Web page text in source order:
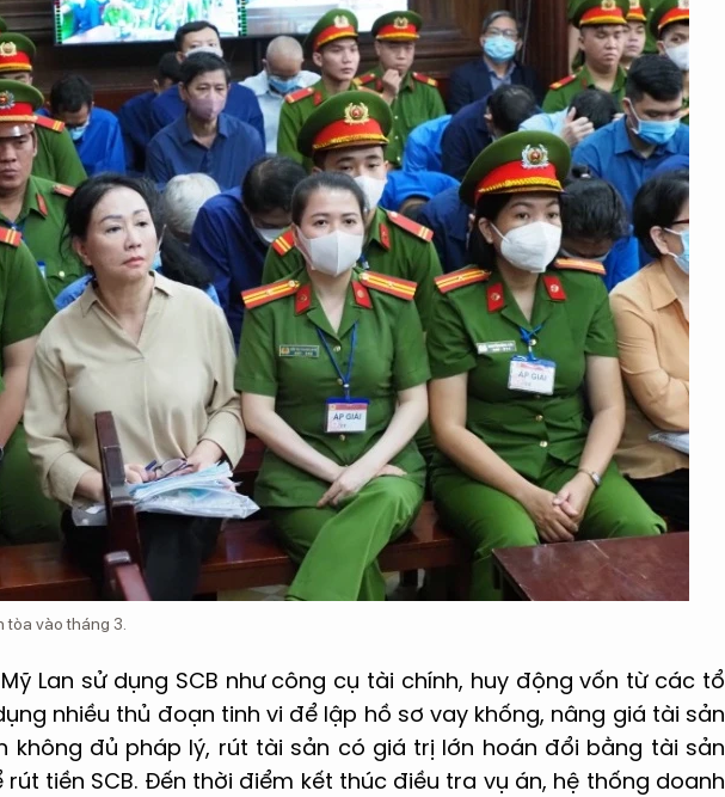
tòa vào tháng 3.
Lan sử dụng SCB như công cụ tài chính, huy động vốn từ các tổ
nhiều thủ đoạn tinh vi để lập hồ sơ vay khống, nâng giá tài sản
không đủ pháp lý, rút tài sản có giá trị lớn hoán đổi bằng tài sản
tiền SCB. Đến thời điểm kết thúc điều tra vụ án, hệ thống doanh